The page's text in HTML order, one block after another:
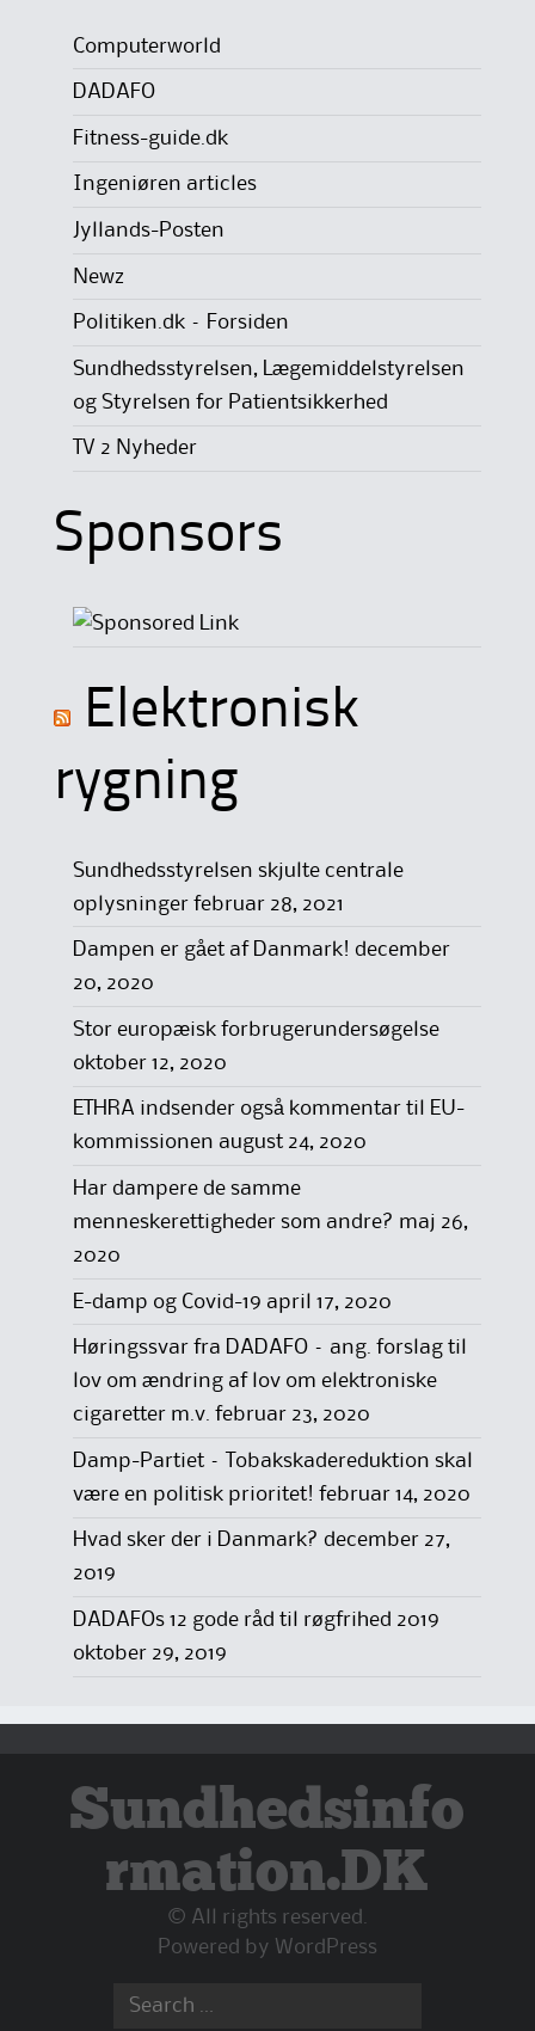
Computerworld
DADAFO
Fitness-guide.dk
Ingeniøren articles
Jyllands-Posten
Newz
Politiken.dk – Forsiden
Sundhedsstyrelsen, Lægemiddelstyrelsen
og Styrelsen for Patientsikkerhed
TV 2 Nyheder
Sponsors
Elektronisk
rygning
Sundhedsstyrelsen skjulte centrale
oplysninger februar 28, 2021
Dampen er gået af Danmark! december
20, 2020
Stor europæisk forbrugerundersøgelse
oktober 12, 2020
ETHRA indsender også kommentar til EU-
kommissionen august 24, 2020
Har dampere de samme
menneskerettigheder som andre? maj 26,
2020
E-damp og Covid-19 april 17, 2020
Høringssvar fra DADAFO – ang. forslag til
lov om ændring af lov om elektroniske
cigaretter m.v. februar 23, 2020
Damp-Partiet – Tobakskadereduktion skal
være en politisk prioritet! februar 14, 2020
Hvad sker der i Danmark? december 27,
2019
DADAFOs 12 gode råd til røgfrihed 2019
oktober 29, 2019
Sundhedsinfo
rmation.DK
© All rights reserved.
Powered by WordPress
Search